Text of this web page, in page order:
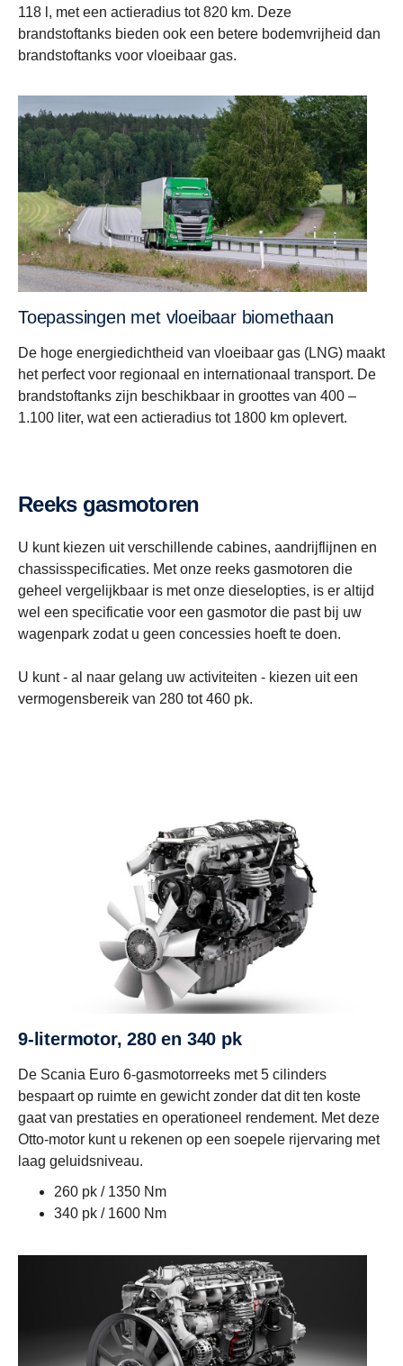
118 l, met een actieradius tot 820 km. Deze
brandstoftanks bieden ook een betere bodemvrijheid dan
brandstoftanks voor vloeibaar gas.
Toepassingen met vloeibaar biomethaan
De hoge energiedichtheid van vloeibaar gas (LNG) maakt
het perfect voor regionaal en internationaal transport. De
brandstoftanks zijn beschikbaar in groottes van 400 –
1.100 liter, wat een actieradius tot 1800 km oplevert.
Reeks gasmotoren
U kunt kiezen uit verschillende cabines, aandrijflijnen en
chassisspecificaties. Met onze reeks gasmotoren die
geheel vergelijkbaar is met onze dieselopties, is er altijd
wel een specificatie voor een gasmotor die past bij uw
wagenpark zodat u geen concessies hoeft te doen.
U kunt - al naar gelang uw activiteiten - kiezen uit een
vermogensbereik van 280 tot 460 pk.
9-litermotor, 280 en 340 pk
De Scania Euro 6-gasmotorreeks met 5 cilinders
bespaart op ruimte en gewicht zonder dat dit ten koste
gaat van prestaties en operationeel rendement. Met deze
Otto-motor kunt u rekenen op een soepele rijervaring met
laag geluidsniveau.
260 pk / 1350 Nm
340 pk / 1600 Nm